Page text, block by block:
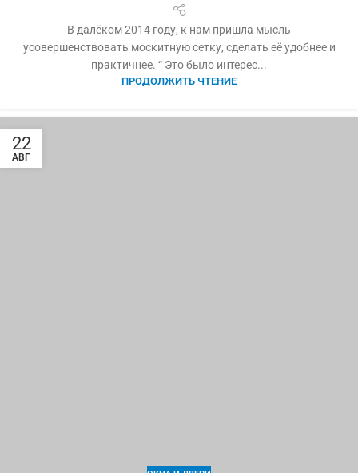
В далёком 2014 году, к нам пришла мысль
усовершенствовать москитную сетку, сделать её удобнее и
практичнее. “ Это было интерес...
ПРОДОЛЖИТЬ ЧТЕНИЕ
22
АВГ